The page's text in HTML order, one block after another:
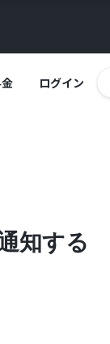
ログイン
知する